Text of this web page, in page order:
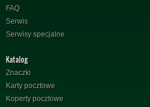
FAQ
Serwis
Serwisy specjalne
Katalog
Znaczki
Karty pocztowe
Koperty pocztowe